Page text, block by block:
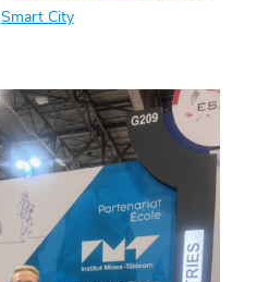
Smart City